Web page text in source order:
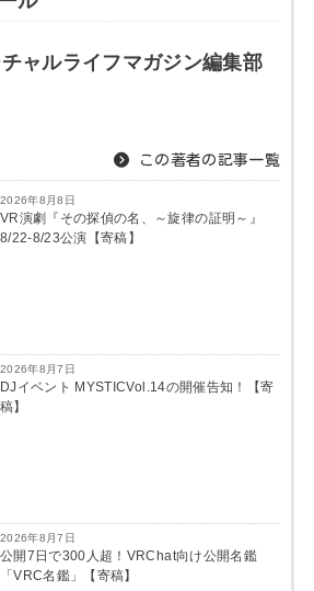
ャルライフマガジン編集部
この著者の記事一覧
2026年8月8日
VR演劇『その探偵の名、～旋律の証明～』
8/22-8/23公演【寄稿】
2026年8月7日
DJイベント MYSTICVol.14の開催告知！【寄
稿】
2026年8月7日
公開7日で300人超！VRChat向け公開名鑑
「VRC名鑑」【寄稿】